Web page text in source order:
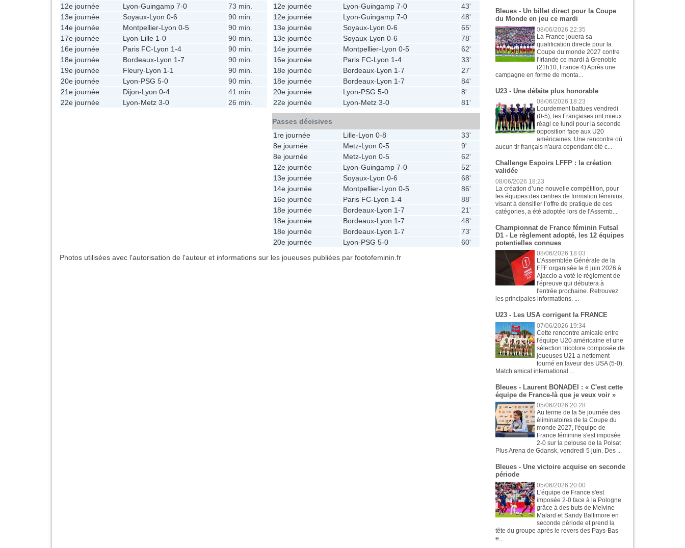
12e journée
Lyon-Guingamp 7-0
73 min.
13e journée
Soyaux-Lyon 0-6
90 min.
14e journée
Montpellier-Lyon 0-5
90 min.
17e journée
Lyon-Lille 1-0
90 min.
16e journée
Paris FC-Lyon 1-4
90 min.
18e journée
Bordeaux-Lyon 1-7
90 min.
19e journée
Fleury-Lyon 1-1
90 min.
20e journée
Lyon-PSG 5-0
90 min.
21e journée
Dijon-Lyon 0-4
41 min.
22e journée
Lyon-Metz 3-0 26 min.
12e journée
Lyon-Guingamp 7-0
43'
12e journée
Lyon-Guingamp 7-0
48'
13e journée
Soyaux-Lyon 0-6
65'
13e journée
Soyaux-Lyon 0-6
78'
14e journée
Montpellier-Lyon 0-5
62'
16e journée
Paris FC-Lyon 1-4
33'
18e journée
Bordeaux-Lyon 1-7
27'
18e journée
Bordeaux-Lyon 1-7
84'
20e journée
Lyon-PSG 5-0
8'
22e journée
Lyon-Metz 3-0 81'
Passes décisives
1re journée
Lille-Lyon 0-8
33'
8e journée
Metz-Lyon 0-5
9'
8e journée
Metz-Lyon 0-5
62'
12e journée
Lyon-Guingamp 7-0
52'
13e journée
Soyaux-Lyon 0-6
68'
14e journée
Montpellier-Lyon 0-5
86'
16e journée
Paris FC-Lyon 1-4
88'
18e journée
Bordeaux-Lyon 1-7
21'
18e journée
Bordeaux-Lyon 1-7
48'
18e journée
Bordeaux-Lyon 1-7
73'
20e journée
Lyon-PSG 5-0
60'
Photos utilisées avec l'autorisation de l'auteur et informations sur les joueuses publiées par footofeminin.fr
Bleues - Un billet direct pour la Coupe
du Monde en jeu ce mardi
08/06/2026 22:35
La France jouera sa
qualification directe pour la
Coupe du monde 2027 contre
l'Irlande ce mardi à Grenoble
(21h10, France 4) Après une
campagne en forme de monta...
U23 - Une défaite plus honorable
08/06/2026 18:23
Lourdement battues vendredi
(0-5), les Françaises ont mieux
réagi ce lundi pour la seconde
opposition face aux U20
américaines. Une rencontre où
aucun tir français n'aura cependant été c...
Challenge Espoirs LFFP : la création
validée
08/06/2026 18:23
La création d’une nouvelle compétition, pour
les équipes des centres de formation féminins,
visant à densifier l’offre de pratique de ces
catégories, a été adoptée lors de l'Assemb...
Championnat de France féminin Futsal
D1 - Le règlement adopté, les 12 équipes
potentielles connues
08/06/2026 18:03
L'Assemblée Générale de la
FFF organisée le 6 juin 2026 à
Ajaccio a voté le règlement de
l'épreuve qui débutera à
l'entrée prochaine. Retrouvez
les principales informations. ...
U23 - Les USA corrigent la FRANCE
07/06/2026 19:34
Cette rencontre amicale entre
l'équipe U20 américaine et une
sélection tricolore composée de
joueuses U21 a nettement
tourné en faveur des USA (5-0).
Match amical international ...
Bleues - Laurent BONADEI : « C'est cette
équipe de France-là que je veux voir »
05/06/2026 20:28
Au terme de la 5e journée des
éliminatoires de la Coupe du
monde 2027, l'équipe de
France féminine s'est imposée
2-0 sur la pelouse de la Polsat
Plus Arena de Gdansk, vendredi 5 juin. Des ...
Bleues - Une victoire acquise en seconde
période
05/06/2026 20:00
L'équipe de France s'est
imposée 2-0 face à la Pologne
grâce à des buts de Melvine
Malard et Sandy Baltimore en
seconde période et prend la
tête du groupe après le revers des Pays-Bas
e...